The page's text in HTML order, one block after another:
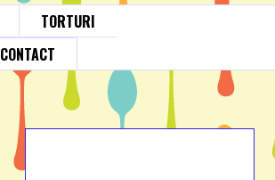
TORTURI
CONTACT